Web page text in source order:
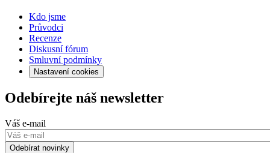
Kdo jsme
Průvodci
Recenze
Diskusní fórum
Smluvní podmínky
Nastavení cookies
Odebírejte náš newsletter
Váš e-mail
Odebírat novinky